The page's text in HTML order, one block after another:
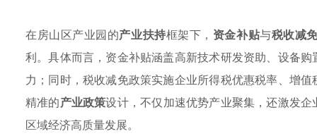
在房山区产业园的产业扶持框架下， 资金补贴与税收减
利。具体而言，资金补贴涵盖高新技术研发资助、设备
力；同时，税收减免政策实施企业所得税优惠税率、增
精准的产业政策设计，不仅加速优势产业聚集，还激发
区域经济高质量发展。